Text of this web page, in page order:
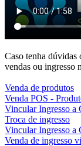
Caso tenha dúvidas
vendas ou ingresso
Venda de produtos
Venda POS -
Vincular Ingresso a
Troca de ingresso
Vincular Ingresso a
Venda de ingresso